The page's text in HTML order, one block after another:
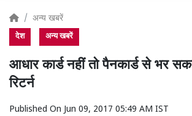
अन्य खबरें
देश अन्य खबरें
आधार कार्ड नहीं तो पैनकार्ड से भर
रिटर्न
Published On Jun 09, 2017 05:49 AM IST